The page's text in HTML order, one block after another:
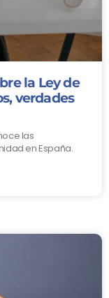
la Ley de
verdades
las
en España.